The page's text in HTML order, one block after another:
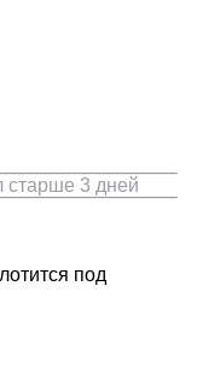
старше 3 дней
под